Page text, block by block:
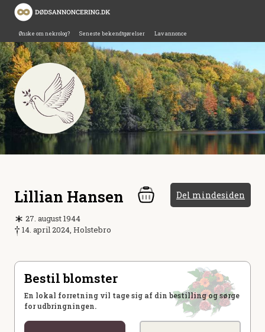
Ønske om nekrolog? Seneste bekendtgørelser Lav annonce
Lillian Hansen Del mindesiden
27. august 1944
14. april 2024, Holstebro
Bestil blomster
En lokal forretning vil tage sig af din bestilling og sørge
for udbringningen.